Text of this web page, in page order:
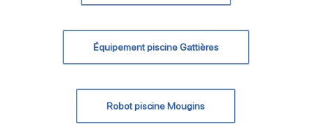
Équipement piscine Gattières
Robot piscine Mougins